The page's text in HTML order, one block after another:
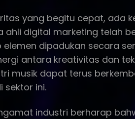
yang begitu cepat, ada
ahli digital marketing telah
dipadukan secara
antara kreativitas dan
musik dapat terus
sektor ini.
industri berharap